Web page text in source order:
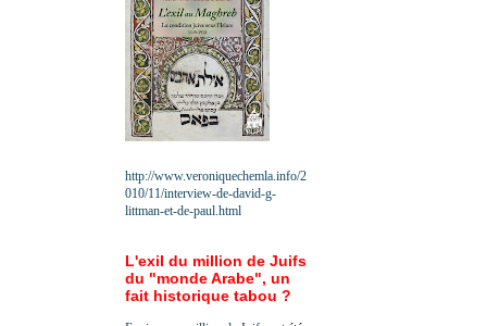
http://www.veroniquechemla.info/2
010/11/interview-de-david-g-
littman-et-de-paul.html
L'exil du million de Juifs
du "monde Arabe", un
fait historique tabou ?